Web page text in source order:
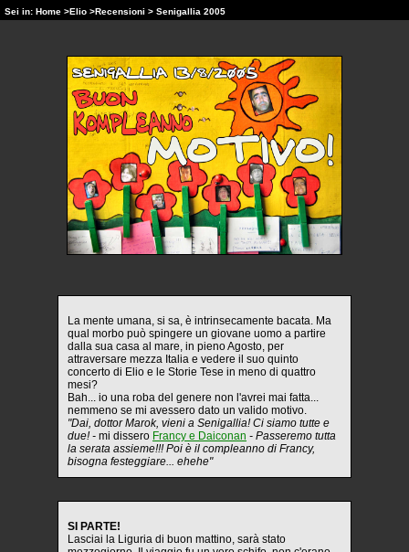
Sei in: Home >Elio >Recensioni > Senigallia 2005
La mente umana, si sa, è intrinsecamente bacata. Ma
qual morbo può spingere un giovane uomo a partire
dalla sua casa al mare, in pieno Agosto, per
attraversare mezza Italia e vedere il suo quinto
concerto di Elio e le Storie Tese in meno di quattro
mesi?
Bah... io una roba del genere non l'avrei mai fatta...
nemmeno se mi avessero dato un valido motivo.
"Dai, dottor Marok, vieni a Senigallia! Ci siamo tutte e
due! - mi dissero Francy e Daiconan - Passeremo tutta
la serata assieme!!! Poi è il compleanno di Francy,
bisogna festeggiare... ehehe"
SI PARTE!
Lasciai la Liguria di buon mattino, sarà stato